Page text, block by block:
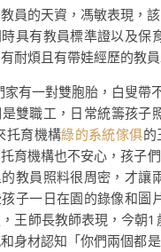
員的天資，馮敏表現，
具有教員標準證以及保
耐煩且有帶娃經歷的教員
家有一對雙胞胎，白叟帶
雙職工，日常統籌孩子
托育機構綠的系統傢俱的
育機構也不安心，孩子
教員照料很周密，才讓
子一日在園的錄像和圖
王師長教師表現，今朝1
身材認知「你們兩個都